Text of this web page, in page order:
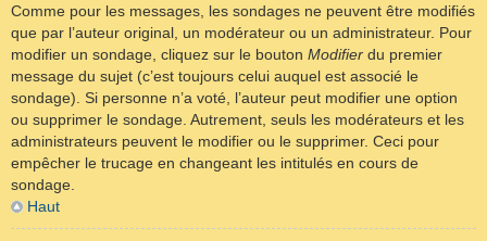
Comme pour les messages, les sondages ne peuvent être modifiés
que par l’auteur original, un modérateur ou un administrateur. Pour
modifier un sondage, cliquez sur le bouton Modifier du premier
message du sujet (c’est toujours celui auquel est associé le
sondage). Si personne n’a voté, l’auteur peut modifier une option
ou supprimer le sondage. Autrement, seuls les modérateurs et les
administrateurs peuvent le modifier ou le supprimer. Ceci pour
empêcher le trucage en changeant les intitulés en cours de
sondage.
Haut